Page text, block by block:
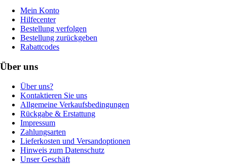
Mein Konto
Hilfecenter
Bestellung verfolgen
Bestellung zurückgeben
Rabattcodes
Über uns
Über uns?
Kontaktieren Sie uns
Allgemeine Verkaufsbedingungen
Rückgabe & Erstattung
Impressum
Zahlungsarten
Lieferkosten und Versandoptionen
Hinweis zum Datenschutz
Unser Geschäft